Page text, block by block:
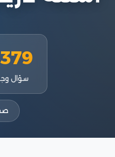
سؤال
صفحة 20 من